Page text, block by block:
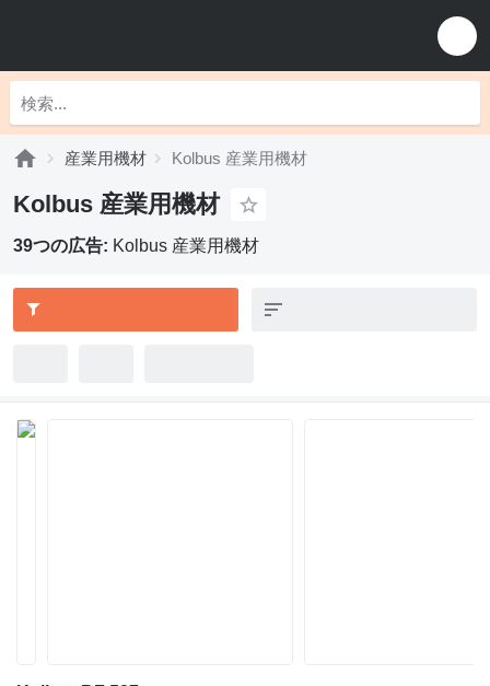
産業用機材 Kolbus 産業用機材
Kolbus 産業用機材
39つの広告: Kolbus 産業用機材